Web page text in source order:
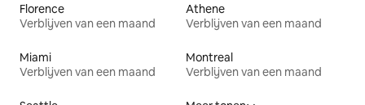
Florence
Verblijven van een maand
Athene
Verblijven van een maand
Miami
Verblijven van een maand
Montreal
Verblijven van een maand